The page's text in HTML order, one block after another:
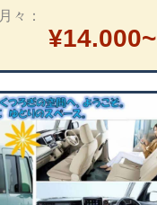
月々
¥14.000~